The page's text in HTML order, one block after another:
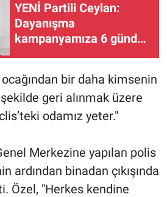
YENİ Partili Ceylan:
Dayanışma
kampanyamıza 6 günde
bir daha kimsenin
geri alınmak üzere
odamız yeter."
Merkezine yapılan polis
ardından binadan çıkışında
Özel, "Herkes kendine